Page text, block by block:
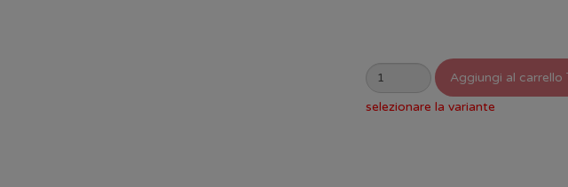
Aggiungi al carrello
selezionare la variante